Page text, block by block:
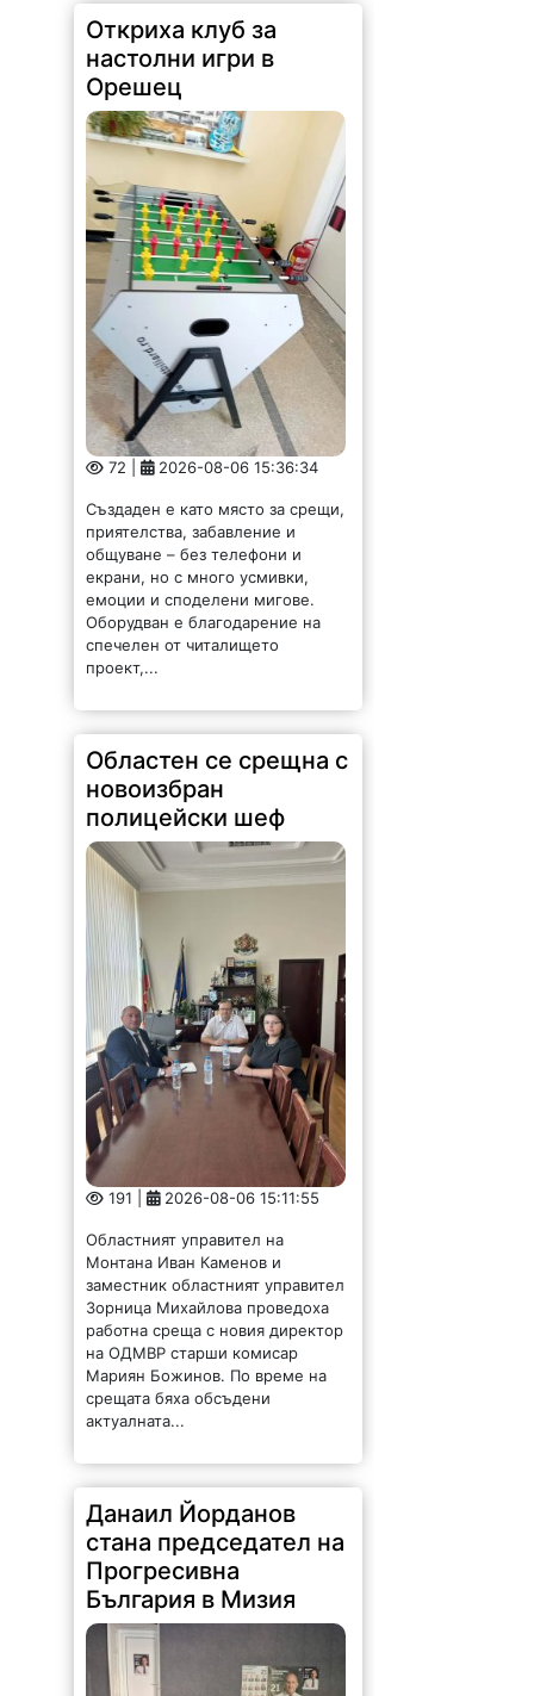
Откриха клуб за
настолни игри в
Орешец
72 | 2026-08-06 15:36:34
Създаден е като място за срещи,
приятелства, забавление и
общуване – без телефони и
екрани, но с много усмивки,
емоции и споделени мигове.
Оборудван е благодарение на
спечелен от читалището
проект,...
Областен се срещна с
новоизбран
полицейски шеф
191 | 2026-08-06 15:11:55
Областният управител на
Монтана Иван Каменов и
заместник областният управител
Зорница Михайлова проведоха
работна среща с новия директор
на ОДМВР старши комисар
Мариян Божинов. По време на
срещата бяха обсъдени
актуалната...
Данаил Йорданов
стана председател на
Прогресивна
България в Мизия